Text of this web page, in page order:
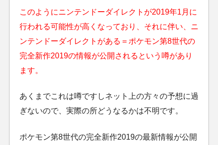
このようにニンテンドーダイレクトが2019年1月に
行われる可能性が高くなっており、それに伴い、ニ
ンテンドーダイレクトがある＝ポケモン第8世代の
完全新作2019の情報が公開されるという噂があり
ます。
あくまでこれは噂ですしネット上の方々の予想に過
ぎないので、実際の所どうなるかは不明です。
ポケモン第8世代の完全新作2019の最新情報が公開